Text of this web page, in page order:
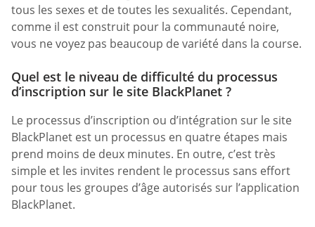
tous les sexes et de toutes les sexualités. Cependant,
comme il est construit pour la communauté noire,
vous ne voyez pas beaucoup de variété dans la course.
Quel est le niveau de difficulté du processus
d’inscription sur le site BlackPlanet ?
Le processus d’inscription ou d’intégration sur le site
BlackPlanet est un processus en quatre étapes mais
prend moins de deux minutes. En outre, c’est très
simple et les invites rendent le processus sans effort
pour tous les groupes d’âge autorisés sur l’application
BlackPlanet.